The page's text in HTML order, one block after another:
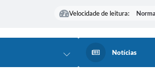
Velocidade de leitura:
Notícias